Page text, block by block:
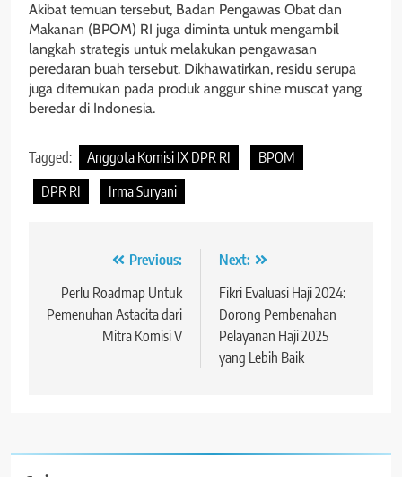
Akibat temuan tersebut, Badan Pengawas Obat dan
Makanan (BPOM) RI juga diminta untuk mengambil
langkah strategis untuk melakukan pengawasan
peredaran buah tersebut. Dikhawatirkan, residu serupa
juga ditemukan pada produk anggur shine muscat yang
beredar di Indonesia.
Tagged: Anggota Komisi IX DPR RI
BPOM
DPR RI
Irma Suryani
Navigasi
pos
Previous:
Perlu Roadmap Untuk
Pemenuhan Astacita dari
Mitra Komisi V
Next:
Fikri Evaluasi Haji 2024:
Dorong Pembenahan
Pelayanan Haji 2025
yang Lebih Baik